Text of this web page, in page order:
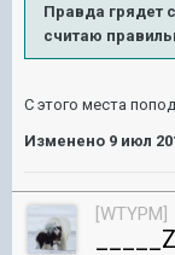
Правда грядет
считаю
С этого места
Изменено 9 июл
[WTYPM]